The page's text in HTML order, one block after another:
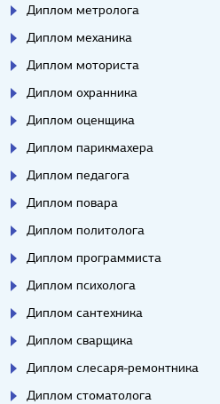
Диплом метролога
Диплом механика
Диплом моториста
Диплом охранника
Диплом оценщика
Диплом парикмахера
Диплом педагога
Диплом повара
Диплом политолога
Диплом программиста
Диплом психолога
Диплом сантехника
Диплом сварщика
Диплом слесаря-ремонтника
Диплом стоматолога